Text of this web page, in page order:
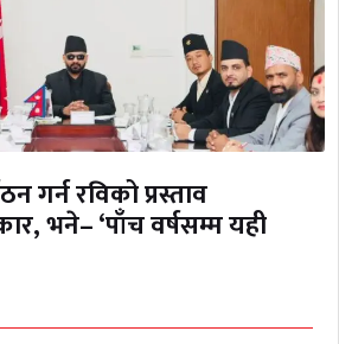
गर्न रविको प्रस्ताव
भने– ‘पाँच वर्षसम्म यही